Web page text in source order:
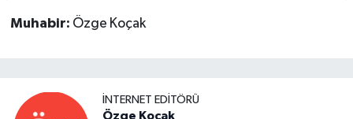
Muhabir: Özge Koçak
İNTERNET EDITÖRÜ
Özge Koçak